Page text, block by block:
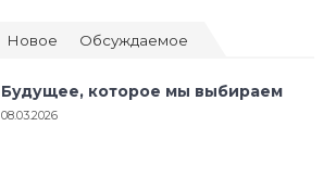
Новое Обсуждаемое
Будущее, которое мы выбираем
08.03.2026